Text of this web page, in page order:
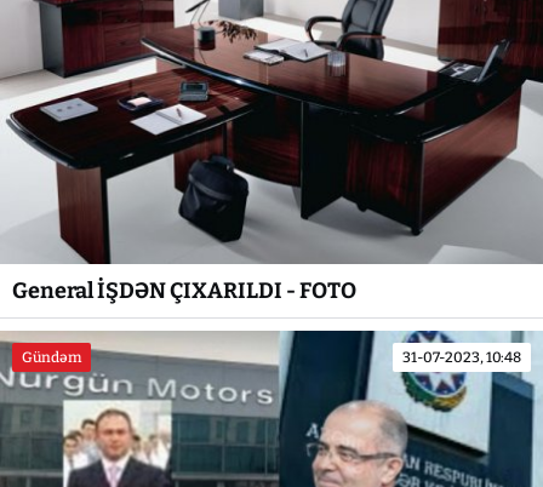
General İŞDƏN ÇIXARILDI - FOTO
Gündəm 31-07-2023, 10:48